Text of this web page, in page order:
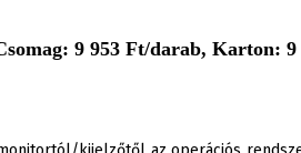
9 953 Ft/darab, Karton: 9